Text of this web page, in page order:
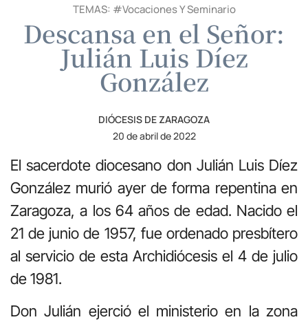
TEMAS: #Vocaciones Y Seminario
Descansa en el Señor:
Julián Luis Díez
González
DIÓCESIS DE ZARAGOZA
20 de abril de 2022
El sacerdote diocesano don Julián Luis Díez
González murió ayer de forma repentina en
Zaragoza, a los 64 años de edad. Nacido el
21 de junio de 1957, fue ordenado presbítero
al servicio de esta Archidiócesis el 4 de julio
de 1981.
Don Julián ejerció el ministerio en la zona